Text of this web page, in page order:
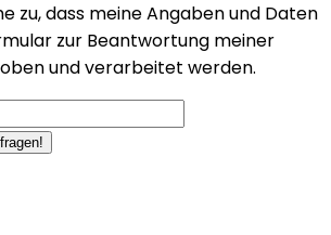
zu, dass meine Angaben und Daten
zur Beantwortung meiner
und verarbeitet werden.